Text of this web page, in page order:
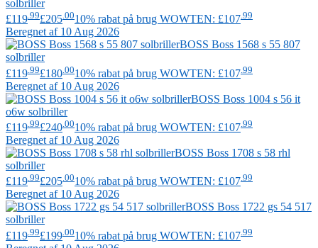
solbriller
£119.99£205.0010% rabat på brug WOWTEN: £107.99
Beregnet af 10 Aug 2026
BOSS Boss 1568 s 55 807
solbriller
£119 .99£180 .0010% rabat på brug WOWTEN: £107 .99
Beregnet af 10 Aug 2026
BOSS Boss 1004 s 56 it
o6w solbriller
£119 .99£240 .0010% rabat på brug WOWTEN: £107 .99
Beregnet af 10 Aug 2026
BOSS Boss 1708 s 58 rhl
solbriller
£119.99£205.0010% rabat på brug WOWTEN: £107.99
Beregnet af 10 Aug 2026
BOSS Boss 1722 gs 54 517
solbriller
£119 .99£199 .0010% rabat på brug WOWTEN: £107 .99